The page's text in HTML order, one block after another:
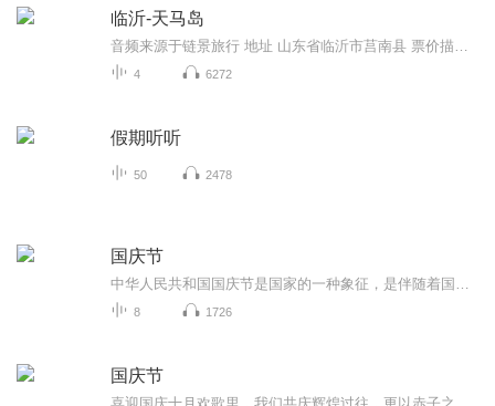
临沂-天马岛
4 6272
假期听听
50 2478
国庆节
8 1726
国庆节